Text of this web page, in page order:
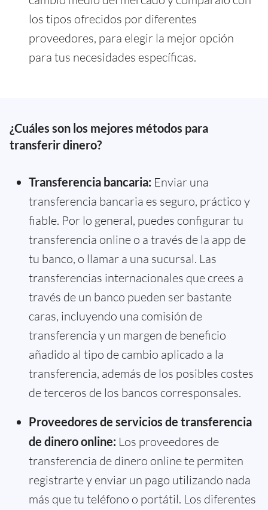
los tipos ofrecidos por diferentes
proveedores, para elegir la mejor opción
para tus necesidades específicas.
¿Cuáles son los mejores métodos para
transferir dinero?
Transferencia bancaria: Enviar una
transferencia bancaria es seguro, práctico y
fiable. Por lo general, puedes configurar tu
transferencia online o a través de la app de
tu banco, o llamar a una sucursal. Las
transferencias internacionales que crees a
través de un banco pueden ser bastante
caras, incluyendo una comisión de
transferencia y un margen de beneficio
añadido al tipo de cambio aplicado a la
transferencia, además de los posibles costes
de terceros de los bancos corresponsales.
Proveedores de servicios de transferencia
de dinero online: Los proveedores de
transferencia de dinero online te permiten
registrarte y enviar un pago utilizando nada
más que tu teléfono o portátil. Los diferentes